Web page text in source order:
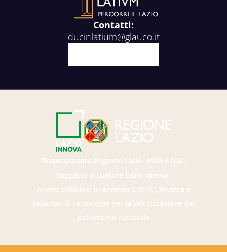
Contatti:
ducinlatium@glauco.it
Finanziamento Regione Lazio, MUR e MiC.
Soggetto attuatore Lazio Innova.
Avviso pubblico intervento 2 (DTC). Ricerca e
Sviluppo di tecnologie per la valorizzazione del
patrimonio culturale